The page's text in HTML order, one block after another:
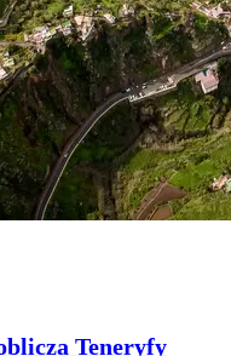
Teneryfy